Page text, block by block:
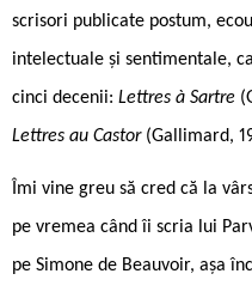
scrisori publicate postum,
intelectuale și sentimentale,
cinci decenii: Lettres à Sartre
Lettres au Castor (Gallimard,
Îmi vine greu să cred că la
pe vremea când îi scria lui
pe Simone de Beauvoir, aşa